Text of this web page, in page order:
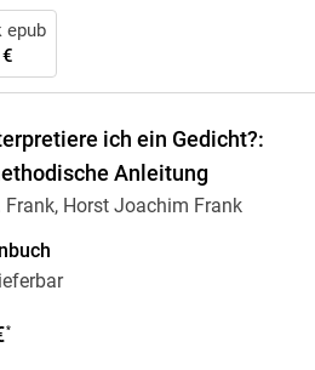
epub
ich ein Gedicht?:
Anleitung
Frank, Horst Joachim Frank
*